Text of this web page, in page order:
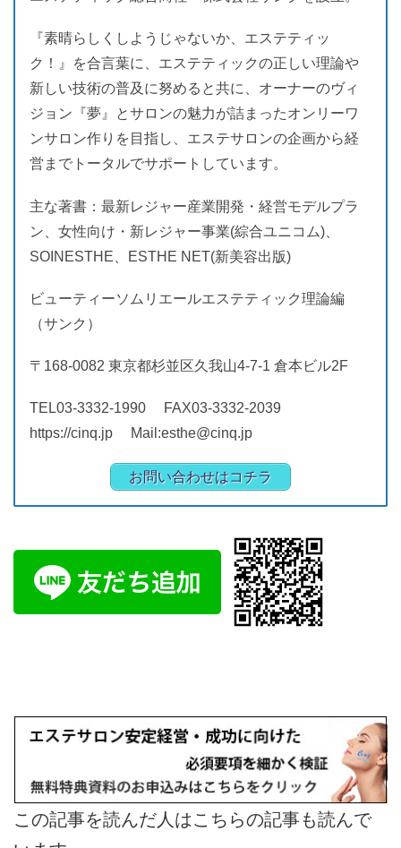
『素晴らしくしようじゃないか、エステティッ
ク！』を合言葉に、エステティックの正しい理論や
新しい技術の普及に努めると共に、オーナーのヴィ
ジョン『夢』とサロンの魅力が詰まったオンリーワ
ンサロン作りを目指し、エステサロンの企画から経
営までトータルでサポートしています。
主な著書：最新レジャー産業開発・経営モデルプラ
ン、女性向け・新レジャー事業(綜合ユニコム)、
SOINESTHE、ESTHE NET(新美容出版)
ビューティーソムリエールエステティック理論編
（サンク）
〒168-0082 東京都杉並区久我山4-7-1 倉本ビル2F
TEL03-3332-1990 FAX03-3332-2039
https://cinq.jp Mail:esthe@cinq.jp
お問い合わせはコチラ
この記事を読んだ人はこちらの記事も読んで